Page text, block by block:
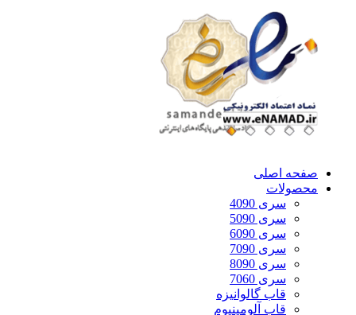
صفحه اصلی
محصولات
سری 4090
سری 5090
سری 6090
سری 7090
سری 8090
سری 7060
قاب گالوانیزه
قاب آلومینیوم